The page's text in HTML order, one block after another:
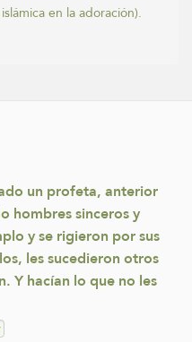
en la adoración).
un profeta, anterior
hombres sinceros y
y se rigieron por sus
les sucedieron otros
Y hacían lo que no les